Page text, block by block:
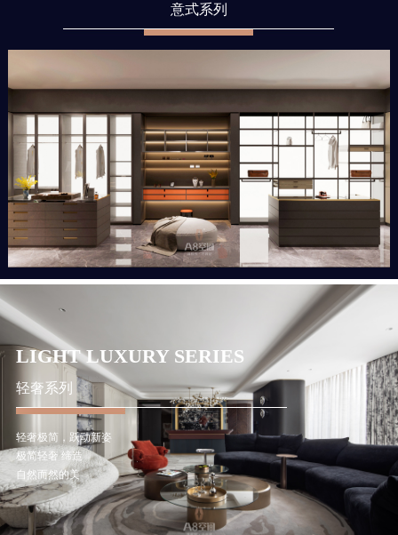
意式系列
LIGHT LUXURY SERIES
轻奢系列
轻奢极简，跃动新姿
极简轻奢 缔造
自然而然的美